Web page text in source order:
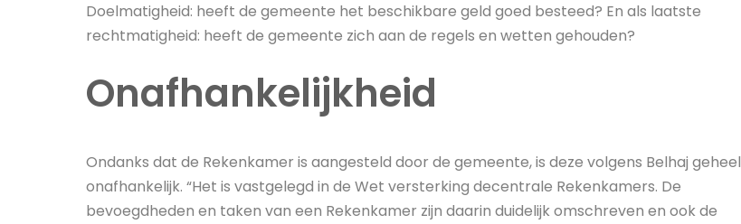
Doelmatigheid: heeft de gemeente het beschikbare geld goed besteed? En als laatste
rechtmatigheid: heeft de gemeente zich aan de regels en wetten gehouden?
Onafhankelijkheid
Ondanks dat de Rekenkamer is aangesteld door de gemeente, is deze volgens Belhaj geheel
onafhankelijk. “Het is vastgelegd in de Wet versterking decentrale Rekenkamers. De
bevoegdheden en taken van een Rekenkamer zijn daarin duidelijk omschreven en ook de